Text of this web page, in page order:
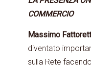
COMMERCIO
Massimo
diventato
sulla Rete